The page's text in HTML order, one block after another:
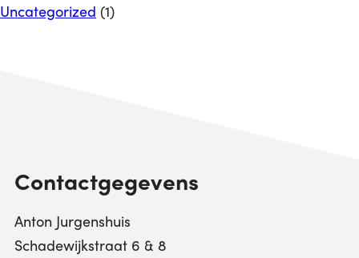
Uncategorized (1)
Contactgegevens
Anton Jurgenshuis
Schadewijkstraat 6 & 8